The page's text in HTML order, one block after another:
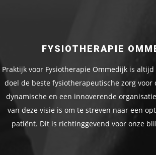
FYSIOTHERAPIE
Praktijk voor Fysiotherapie Ommedijk is
doel de beste fysiotherapeutische zorg voor
dynamische en een innoverende
van deze visie is om te streven naar een
patiënt. Dit is richtinggevend voor onze